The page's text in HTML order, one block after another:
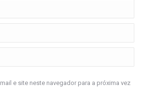
e site neste navegador para a próxima vez